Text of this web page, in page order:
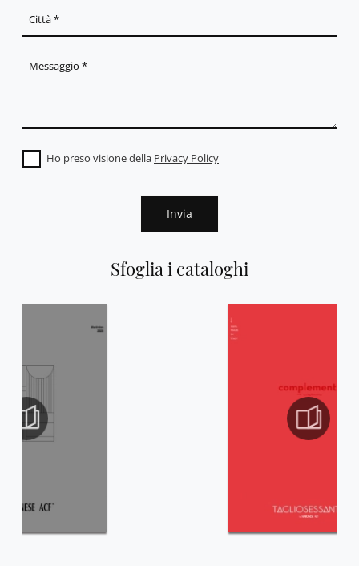
Sfoglia i cataloghi
Ho preso visione della Privacy Policy
Invia